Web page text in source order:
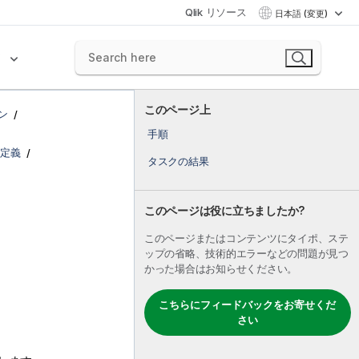
Qlik リソース 日本語 (変更)
このページ上
手順
タスクの結果
このページは役に立ちましたか?
このページまたはコンテンツにタイポ、ステ
ップの省略、技術的エラーなどの問題が見つ
かった場合はお知らせください。
こちらにフィードバックをお寄せくだ
さい
義